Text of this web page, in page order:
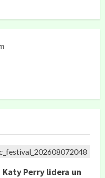
Perry lidera un